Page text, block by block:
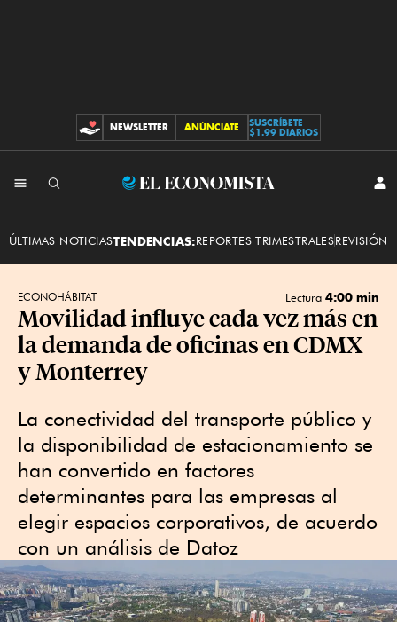
CONTRIBUCIONES
NEWSLETTER ANÚNCIATE
SUSCRÍBETE
$1.99 DIARIOS
El
ÚLTIMAS NOTICIASTENDENCIAS:REPORTES TRIMESTRALESREVISIÓN
ECONOHÁBITAT Lectura 4:00 min
Movilidad influye cada vez más en
la demanda de oficinas en CDMX
y Monterrey
La conectividad del transporte público y
la disponibilidad de estacionamiento se
han convertido en factores
determinantes para las empresas al
elegir espacios corporativos, de acuerdo
con un análisis de Datoz